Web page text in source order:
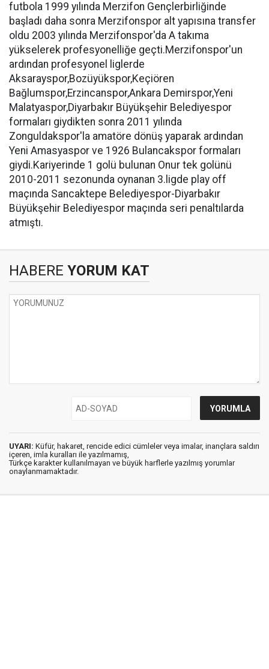
futbola 1999 yılında Merzifon Gençlerbirliğinde
başladı daha sonra Merzifonspor alt yapısına transfer
oldu 2003 yılında Merzifonspor'da A takıma
yükselerek profesyonelliğe geçti.Merzifonspor'un
ardından profesyonel liglerde
Aksarayspor,Bozüyükspor,Keçiören
Bağlumspor,Erzincanspor,Ankara Demirspor,Yeni
Malatyaspor,Diyarbakır Büyükşehir Belediyespor
formaları giydikten sonra 2011 yılında
Zonguldakspor'la amatöre dönüş yaparak ardından
Yeni Amasyaspor ve 1926 Bulancakspor formaları
giydi.Kariyerinde 1 golü bulunan Onur tek golünü
2010-2011 sezonunda oynanan 3.ligde play off
maçında Sancaktepe Belediyespor-Diyarbakır
Büyükşehir Belediyespor maçında seri penaltılarda
atmıştı.
HABERE YORUM KAT
UYARI: Küfür, hakaret, rencide edici cümleler veya imalar, inançlara saldırı
içeren, imla kuralları ile yazılmamış,
Türkçe karakter kullanılmayan ve büyük harflerle yazılmış yorumlar
onaylanmamaktadır.